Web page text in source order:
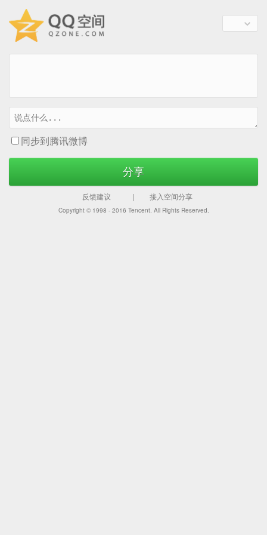
同步到腾讯微博
分享
反馈建议 | 接入空间分享
Copyright © 1998 - 2016 Tencent. All Rights Reserved.